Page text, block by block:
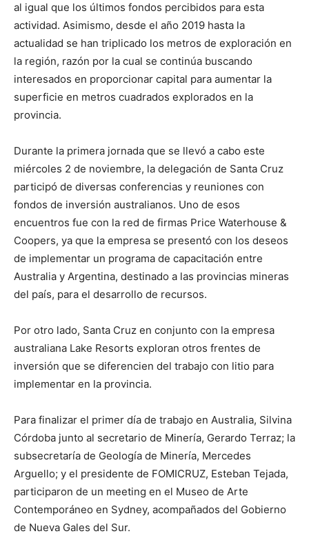
al igual que los últimos fondos percibidos para esta
actividad. Asimismo, desde el año 2019 hasta la
actualidad se han triplicado los metros de exploración en
la región, razón por la cual se continúa buscando
interesados en proporcionar capital para aumentar la
superficie en metros cuadrados explorados en la
provincia.
Durante la primera jornada que se llevó a cabo este
miércoles 2 de noviembre, la delegación de Santa Cruz
participó de diversas conferencias y reuniones con
fondos de inversión australianos. Uno de esos
encuentros fue con la red de firmas Price Waterhouse &
Coopers, ya que la empresa se presentó con los deseos
de implementar un programa de capacitación entre
Australia y Argentina, destinado a las provincias mineras
del país, para el desarrollo de recursos.
Por otro lado, Santa Cruz en conjunto con la empresa
australiana Lake Resorts exploran otros frentes de
inversión que se diferencien del trabajo con litio para
implementar en la provincia.
Para finalizar el primer día de trabajo en Australia, Silvina
Córdoba junto al secretario de Minería, Gerardo Terraz; la
subsecretaría de Geología de Minería, Mercedes
Arguello; y el presidente de FOMICRUZ, Esteban Tejada,
participaron de un meeting en el Museo de Arte
Contemporáneo en Sydney, acompañados del Gobierno
de Nueva Gales del Sur.